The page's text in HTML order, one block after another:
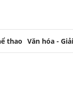
thao Văn hóa -